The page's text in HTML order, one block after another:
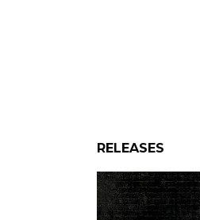
RELEASES